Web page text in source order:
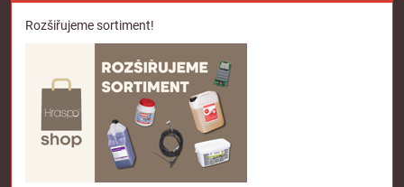
Rozšiřujeme sortiment!